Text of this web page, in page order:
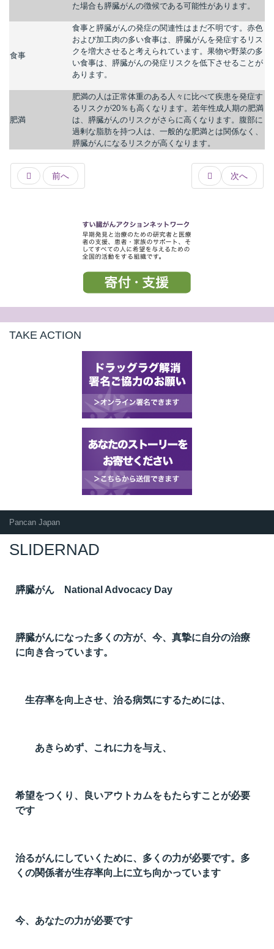
た場合も膵臓がんの徴候である可能性があります。
食事
食事と膵臓がんの発症の関連性はまだ不明です。赤色
および加工肉の多い食事は、膵臓がんを発症するリス
クを増大させると考えられています。果物や野菜の多
い食事は、膵臓がんの発症リスクを低下させることが
あります。
肥満
肥満の人は正常体重のある人々に比べて疾患を発症す
るリスクが20％も高くなります。若年性成人期の肥満
は、膵臓がんのリスクがさらに高くなります。腹部に
過剰な脂肪を持つ人は、一般的な肥満とは関係なく、
膵臓がんになるリスクが高くなります。
前へ 次へ
TAKE ACTION
Pancan Japan
SLIDERNAD
膵臓がん National Advocacy Day
膵臓がんになった多くの方が、今、真摯に自分の治療
に向き合っています。
生存率を向上させ、治る病気にするためには、
あきらめず、これに力を与え、
希望をつくり、良いアウトカムをもたらすことが必要
です
治るがんにしていくために、多くの力が必要です。多
くの関係者が生存率向上に立ち向かっています
今、あなたの力が必要です